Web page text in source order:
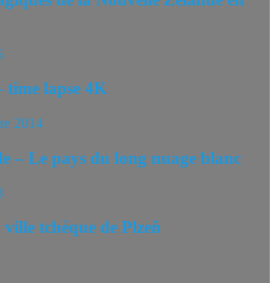
time lapse 4K
2014
– Le pays du long nuage blanc
tchéque de Plzeň